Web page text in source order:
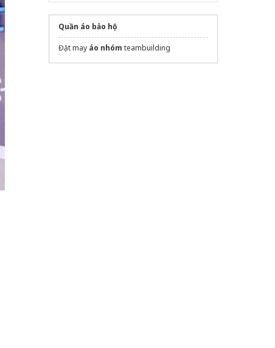
Quần áo bảo hộ
Đặt may áo nhóm teambuilding